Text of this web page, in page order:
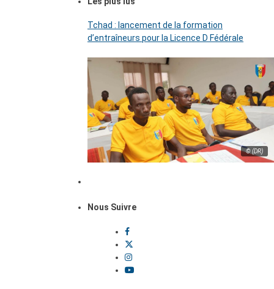
Tchad : lancement de la formation
d’entraîneurs pour la Licence D Fédérale
© (DR)
Nous Suivre